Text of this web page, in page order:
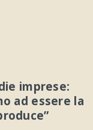
imprese:
ad essere la